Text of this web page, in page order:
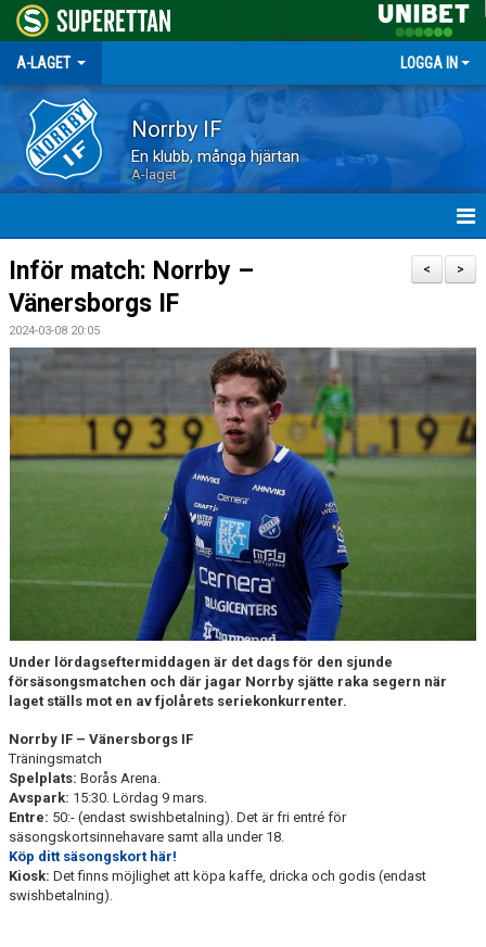
A-LAGET LOGGA IN
Norrby IF
En klubb, många hjärtan
A-laget
HEM
NYHETER
MATCHER
BILDER 2025
TABELL ETTAN SÖDRA 2025
>
<
Inför match: Norrby –
Vänersborgs IF
2024-03-08 20:05
Under lördagseftermiddagen är det dags för den sjunde
försäsongsmatchen och där jagar Norrby sjätte raka segern när
laget ställs mot en av fjolårets seriekonkurrenter.
Norrby IF – Vänersborgs IF
Träningsmatch
Spelplats: Borås Arena.
Avspark: 15:30. Lördag 9 mars.
Entre: 50:- (endast swishbetalning). Det är fri entré för
säsongskortsinnehavare samt alla under 18.
Köp ditt säsongskort här!
Kiosk: Det finns möjlighet att köpa kaffe, dricka och godis (endast
swishbetalning).